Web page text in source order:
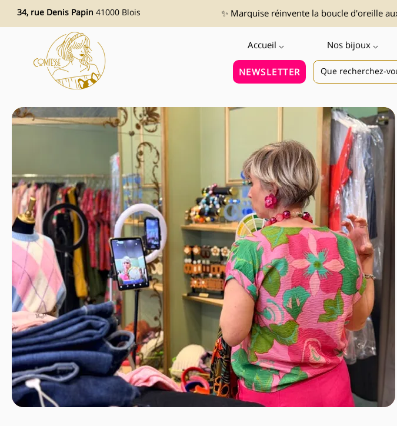
34, rue Denis Papin 41000 Blois ✨ Marquise réinvente la boucle d'oreille
Accueil ⌵ Nos bijoux ⌵
NEWSLETTER